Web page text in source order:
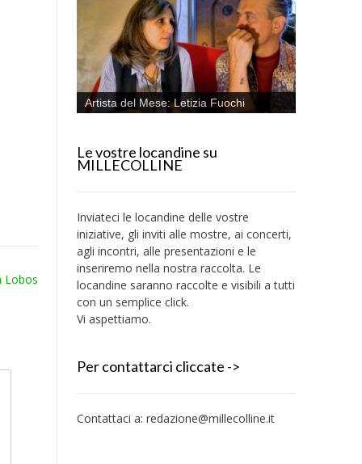
Lobos
Artista del Mese: Letizia Fuochi
Le vostre locandine su
MILLECOLLINE
Inviateci le locandine delle vostre
iniziative, gli inviti alle mostre, ai concerti,
agli incontri, alle presentazioni e le
inseriremo nella nostra raccolta. Le
locandine saranno raccolte e visibili a tutti
con un semplice click.
Vi aspettiamo.
Per contattarci cliccate ->
Contattaci a: redazione@millecolline.it